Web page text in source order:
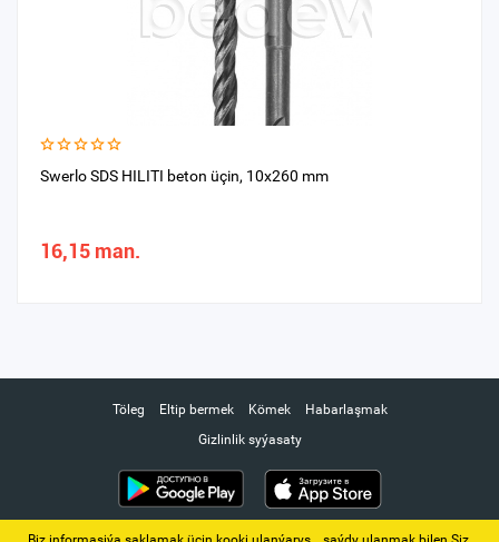
Swerlo SDS HILITI beton üçin, 10х260 mm
16,15 man.
Töleg Eltip bermek Kömek
Habarlaşmak
Gizlinlik syýasaty